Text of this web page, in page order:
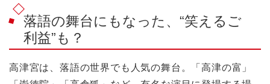
落語の舞台にもなった、“笑えるご
利益”も？
高津宮は、落語の世界でも人気の舞台。「高津の富」